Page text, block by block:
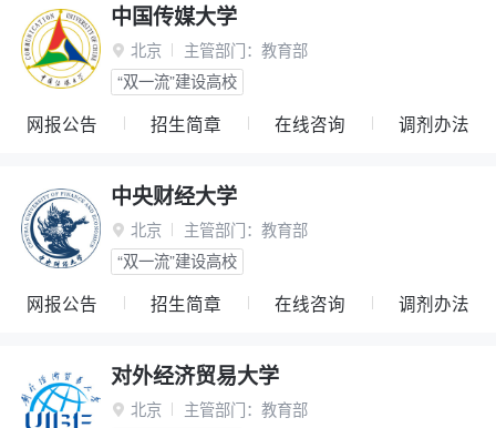
中国传媒大学
 北京 主管部门： 教育部
“双一流”建设高校
网报公告 招生简章 在线咨询 调剂办法
中央财经大学
 北京 主管部门： 教育部
“双一流”建设高校
网报公告 招生简章 在线咨询 调剂办法
对外经济贸易大学
 北京 主管部门： 教育部